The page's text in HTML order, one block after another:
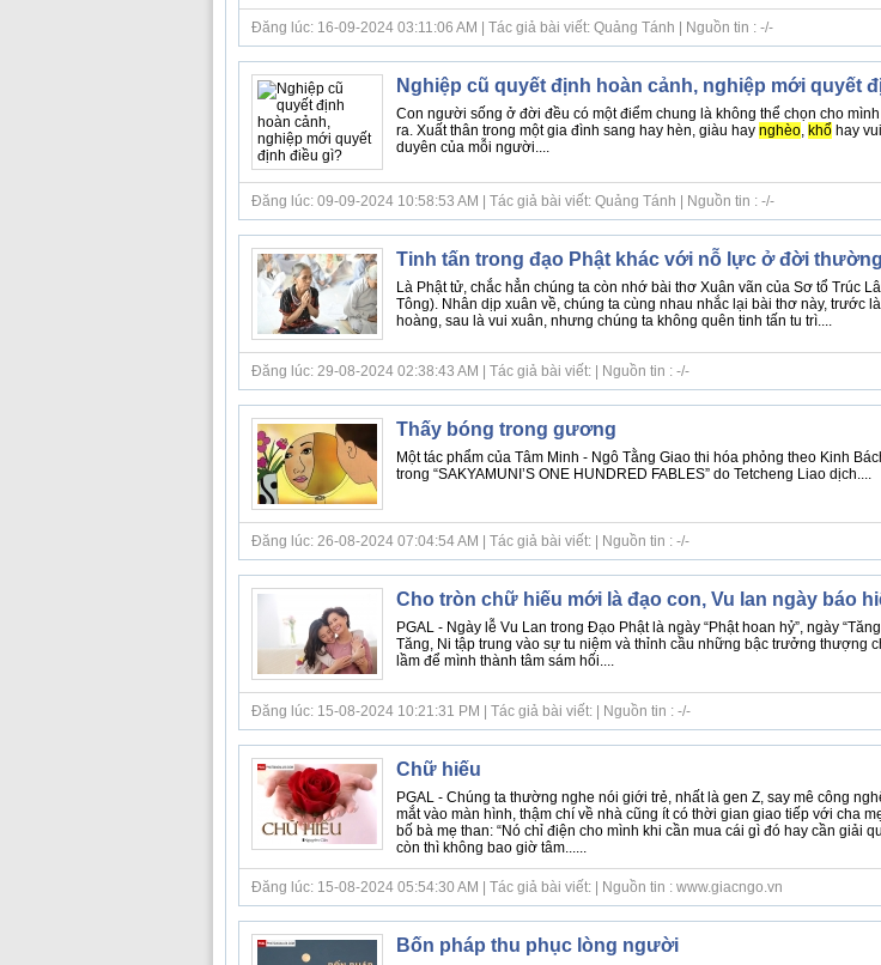
Đăng lúc: 16-09-2024 03:11:06 AM | Tác giả bài viết: Quảng Tánh | Nguồn tin : -/-
Nghiệp cũ quyết định hoàn cảnh, nghiệp mới quyết
Con người sống ở đời đều có một điểm chung là không thể chọn cho
ra. Xuất thân trong một gia đình sang hay hèn, giàu hay nghèo, khổhay
duyên của mỗi người....
Đăng lúc: 09-09-2024 10:58:53 AM | Tác giả bài viết: Quảng Tánh | Nguồn tin : -/-
Tinh tấn trong đạo Phật khác với nỗ lực ở đời thường
Là Phật tử, chắc hẳn chúng ta còn nhớ bài thơ Xuân vãn của Sơ tổ Trúc
Tông). Nhân dịp xuân về, chúng ta cùng nhau nhắc lại bài thơ này, trước
hoàng, sau là vui xuân, nhưng chúng ta không quên tinh tấn tu trì....
Đăng lúc: 29-08-2024 02:38:43 AM | Tác giả bài viết: | Nguồn tin : -/-
Thấy bóng trong gương
Một tác phẩm của Tâm Minh - Ngô Tằng Giao thi hóa phỏng theo Kinh
trong “SAKYAMUNI’S ONE HUNDRED FABLES” do Tetcheng Liao dịch....
Đăng lúc: 26-08-2024 07:04:54 AM | Tác giả bài viết: | Nguồn tin : -/-
Cho tròn chữ hiếu mới là đạo con, Vu lan ngày báo
PGAL - Ngày lễ Vu Lan trong Đạo Phật là ngày “Phật hoan hỷ”, ngày
Tăng, Ni tập trung vào sự tu niệm và thỉnh cầu những bậc trưởng thượng
lầm để mình thành tâm sám hối....
Đăng lúc: 15-08-2024 10:21:31 PM | Tác giả bài viết: | Nguồn tin : -/-
Chữ hiếu
PGAL - Chúng ta thường nghe nói giới trẻ, nhất là gen Z, say mê công
mắt vào màn hình, thậm chí về nhà cũng ít có thời gian giao tiếp với cha
bố bà mẹ than: “Nó chỉ điện cho mình khi cần mua cái gì đó hay cần giải
còn thì không bao giờ tâm......
Đăng lúc: 15-08-2024 05:54:30 AM | Tác giả bài viết: | Nguồn tin : www.giacngo.vn
Bốn pháp thu phục lòng người